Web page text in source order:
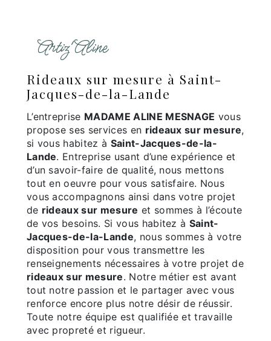
Artiz'Aline
rideaux sur mesure à Saint-
Jacques-de-la-Lande
L’entreprise MADAME ALINE MESNAGE vous
propose ses services en rideaux sur mesure,
si vous habitez à Saint-Jacques-de-la-
Lande. Entreprise usant d’une expérience et
d’un savoir-faire de qualité, nous mettons
tout en oeuvre pour vous satisfaire. Nous
vous accompagnons ainsi dans votre projet
de rideaux sur mesure et sommes à l’écoute
de vos besoins. Si vous habitez à Saint-
Jacques-de-la-Lande, nous sommes à votre
disposition pour vous transmettre les
renseignements nécessaires à votre projet de
rideaux sur mesure. Notre métier est avant
tout notre passion et le partager avec vous
renforce encore plus notre désir de réussir.
Toute notre équipe est qualifiée et travaille
avec propreté et rigueur.